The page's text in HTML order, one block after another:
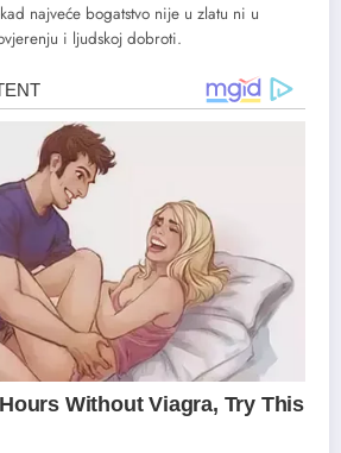
najveće bogatstvo nije u zlatu ni u
i ljudskoj dobroti.